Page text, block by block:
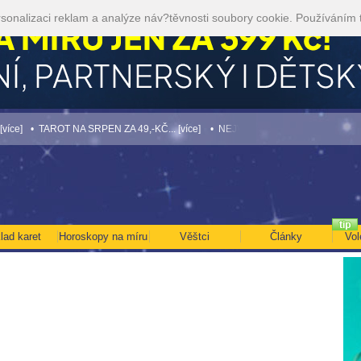
karet Horoskopy na míru Věštci Články
• TAROT NA SRPEN ZA 49,-KČ... [více] • NEJVĚTŠÍ ROČNÍ HOROSKOP NA
reklam a analýze náv?těvnosti soubory cookie. Používáním